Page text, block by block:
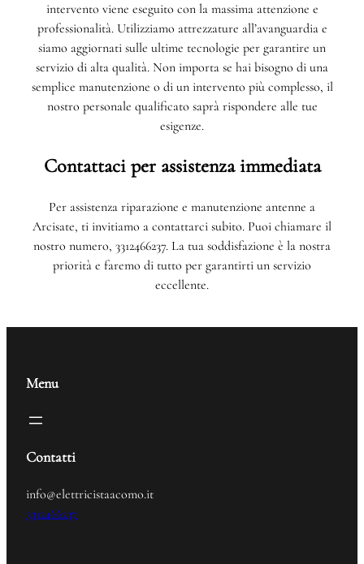
intervento viene eseguito con la massima attenzione e
professionalità. Utilizziamo attrezzature all’avanguardia e
siamo aggiornati sulle ultime tecnologie per garantire un
servizio di alta qualità. Non importa se hai bisogno di una
semplice manutenzione o di un intervento più complesso, il
nostro personale qualificato saprà rispondere alle tue
esigenze.
Contattaci per assistenza immediata
Per assistenza riparazione e manutenzione antenne a
Arcisate, ti invitiamo a contattarci subito. Puoi chiamare il
nostro numero, 3312466237. La tua soddisfazione è la nostra
priorità e faremo di tutto per garantirti un servizio
eccellente.
Menu
Contatti
info@elettricistaacomo.it
3312466237